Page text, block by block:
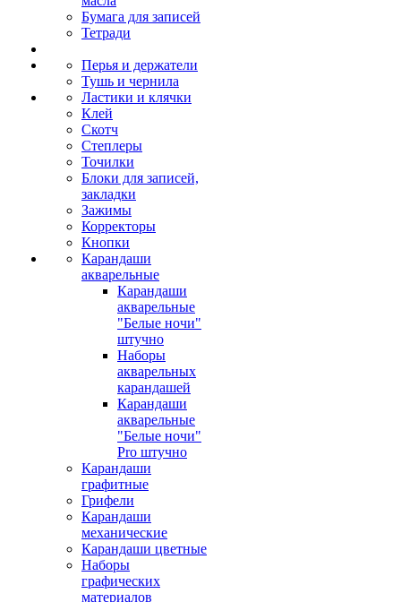
Бумага для записей
Тетради
Перья и держатели
Тушь и чернила
Ластики и клячки
Клей
Скотч
Степлеры
Точилки
Блоки для записей,
закладки
Зажимы
Корректоры
Кнопки
Карандаши
акварельные
Карандаши
акварельные
"Белые ночи"
штучно
Наборы
акварельных
карандашей
Карандаши
акварельные
"Белые ночи"
Pro штучно
Карандаши
графитные
Грифели
Карандаши
механические
Карандаши цветные
Наборы
графических
материалов